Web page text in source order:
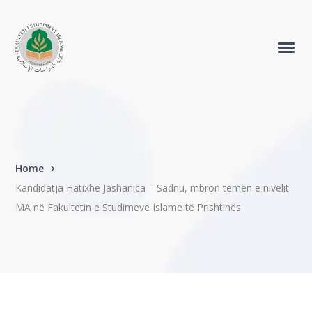
Home
Kandidatja Hatixhe Jashanica – Sadriu, mbron temën e nivelit
MA në Fakultetin e Studimeve Islame të Prishtinës